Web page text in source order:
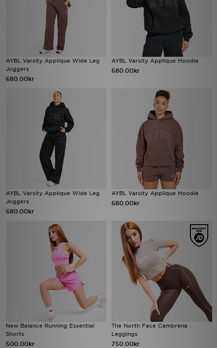
AYBL Varsity Applique Wide Leg
Joggers
680.00kr
AYBL Varsity Applique Hoodie
680.00kr
AYBL Varsity Applique Wide Leg
Joggers
680.00kr
AYBL Varsity Applique Hoodie
680.00kr
New Balance Running Essential
Shorts
500.00kr
The North Face Cambrena
Leggings
750.00kr